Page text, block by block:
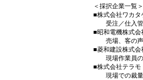
＜採択企業一覧＞
■株式会社ワカ
受注／仕入管
■昭和電機株式
売場、客の声
■菱和建設株式
現場作業員の
■株式会社テラ
現場での裁量